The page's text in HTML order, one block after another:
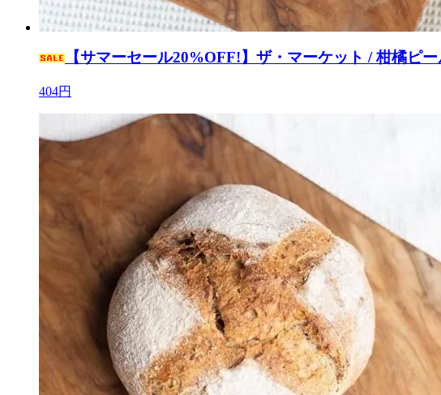
【サマーセール20%OFF!】ザ・マーケット / 柑橘ピ
404円